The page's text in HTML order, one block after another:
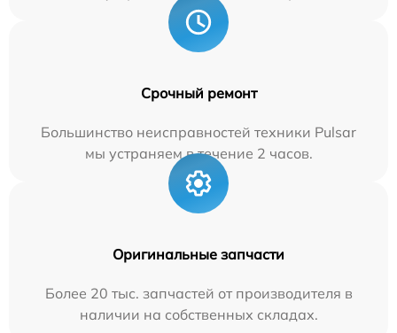
Срочный ремонт
Большинство неисправностей техники Pulsar
мы устраняем в течение 2 часов.
Оригинальные запчасти
Более 20 тыс. запчастей от производителя в
наличии на собственных складах.